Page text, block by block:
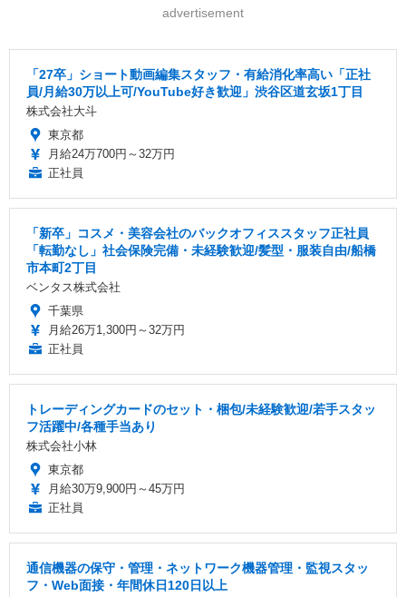
advertisement
「27卒」ショート動画編集スタッフ・有給消化率高い「正社
員/月給30万以上可/YouTube好き歓迎」渋谷区道玄坂1丁目
株式会社大斗
東京都
月給24万700円～32万円
正社員
「新卒」コスメ・美容会社のバックオフィススタッフ正社員
「転勤なし」社会保険完備・未経験歓迎/髪型・服装自由/船橋
市本町2丁目
ベンタス株式会社
千葉県
月給26万1,300円～32万円
正社員
トレーディングカードのセット・梱包/未経験歓迎/若手スタッ
フ活躍中/各種手当あり
株式会社小林
東京都
月給30万9,900円～45万円
正社員
通信機器の保守・管理・ネットワーク機器管理・監視スタッ
フ・Web面接・年間休日120日以上